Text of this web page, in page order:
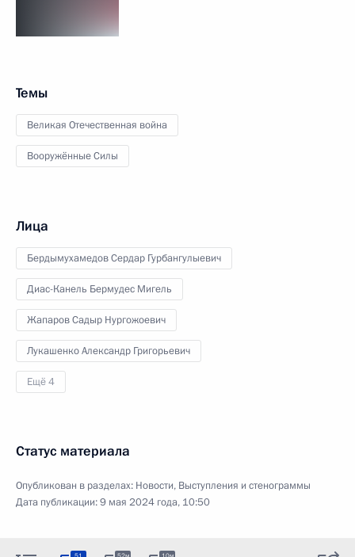
Темы
Великая Отечественная война
Вооружённые Силы
Лица
Бердымухамедов Сердар Гурбангулыевич
Диас-Канель Бермудес Мигель
Жапаров Садыр Нургожоевич
Лукашенко Александр Григорьевич
Ещё 4
Статус материала
Опубликован в разделах: Новости, Выступления и стенограммы
Дата публикации:9 мая 2024 года, 10:50